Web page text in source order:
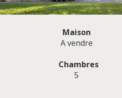
Maison
A vendre
Chambres
5